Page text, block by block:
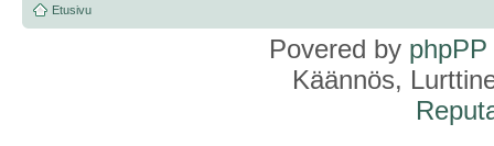
Etusivu
Povered by phpPP
Käännös,